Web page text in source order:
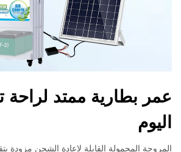
عمر بطارية ممتد لراحة
اليوم
المروحة المحمولة القابلة لإعادة الشحن مزودة